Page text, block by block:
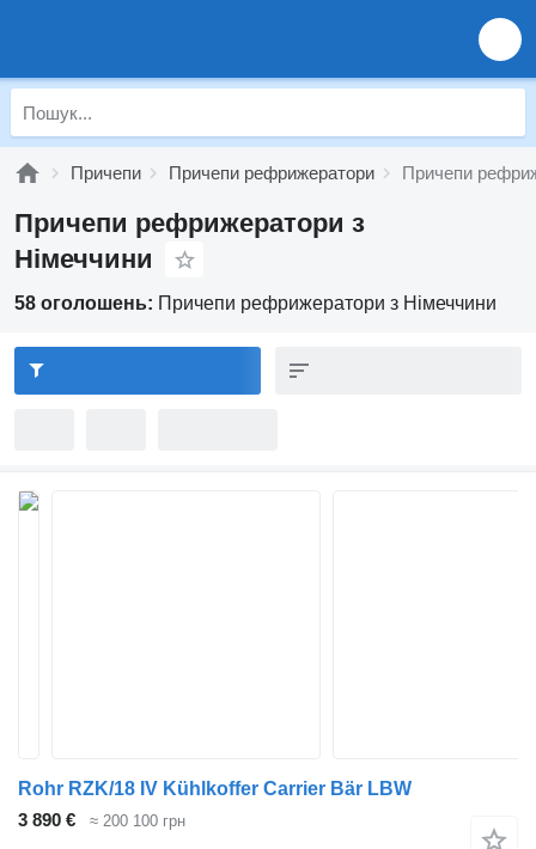
Причепи Причепи рефрижератори Причепи
Причепи рефрижератори з
Німеччини
58 оголошень: Причепи рефрижератори з Німеччини
Rohr RZK/18 IV Kühlkoffer Carrier Bär LBW
3 890 €
≈ 200 100 грн